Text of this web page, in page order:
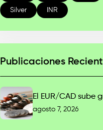
Silver INR
Publicaciones
El EUR/CAD sube
agosto 7, 2026